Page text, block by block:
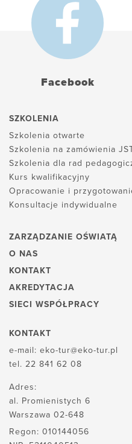
Facebook
SZKOLENIA
Szkolenia otwarte
Szkolenia na zamówienia
Szkolenia dla rad
Kurs kwalifikacyjny
Opracowanie i
Konsultacje indywidualne
ZARZĄDZANIE OŚWIATĄ
O NAS
KONTAKT
AKREDYTACJA
SIECI WSPÓŁPRACY
KONTAKT
e-mail: eko-tur@eko-tur.pl
tel. 22 841 62 08
Adres:
al. Promienistych 6
Warszawa 02-648
Regon: 010144056